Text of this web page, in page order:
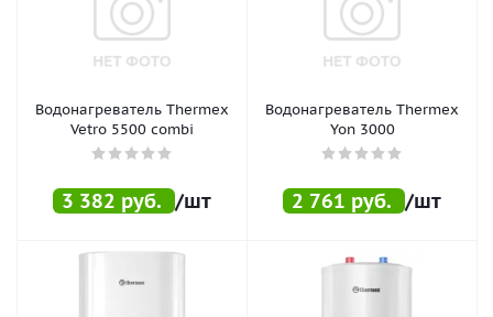
Водонагреватель Thermex
Vetro 5500 combi
3 382 руб. /шт
Водонагреватель Thermex
Yon 3000
2 761 руб. /шт